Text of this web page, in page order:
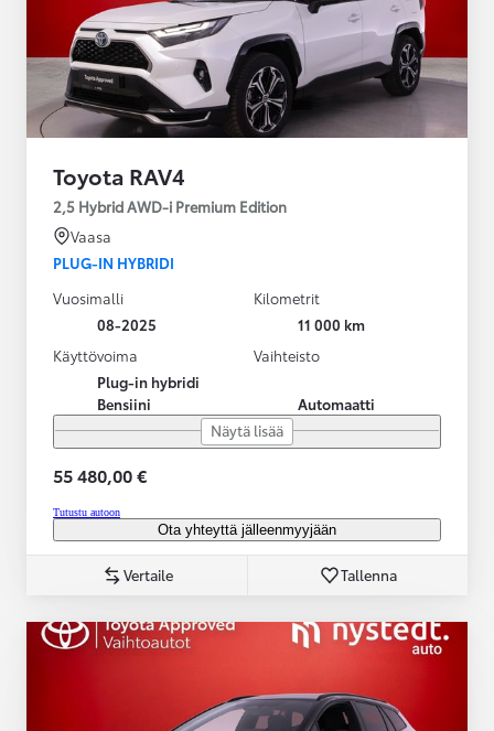
Toyota RAV4
2,5 Hybrid AWD-i Premium Edition
Vaasa
PLUG-IN HYBRIDI
Vuosimalli
08-2025
Kilometrit
11 000 km
Käyttövoima
Plug-in hybridi
Bensiini
Vaihteisto
Automaatti
Näytä lisää
55 480,00 €
Tutustu autoon
Ota yhteyttä jälleenmyyjään
Vertaile Tallenna